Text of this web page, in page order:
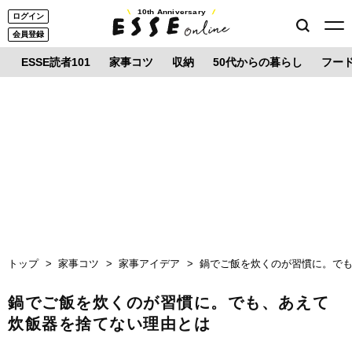
ログイン
会員登録
10th Anniversary
ESSE読者101 家事コツ 収納 50代からの暮らし フー
トップ 家事コツ 家事アイデア 鍋でご飯を炊くのが習慣に。で
鍋でご飯を炊くのが習慣に。でも、あえて
炊飯器を捨てない理由とは